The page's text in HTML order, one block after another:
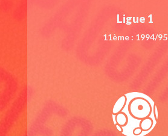
Ligue 1
11ème : 1994/95